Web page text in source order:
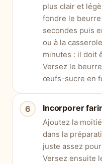
plus clair et
fondre le
secondes puis
ou à la
minutes : il doit
Versez le
œufs-sucre en
Incorporer
Ajoutez la
dans la
juste assez
Versez ensuite